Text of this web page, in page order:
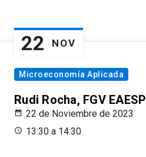
22 NOV
Microeconomía Aplicada
Rudi Rocha, FGV EAESP
22 de Noviembre de 2023
13:30 a 14:30